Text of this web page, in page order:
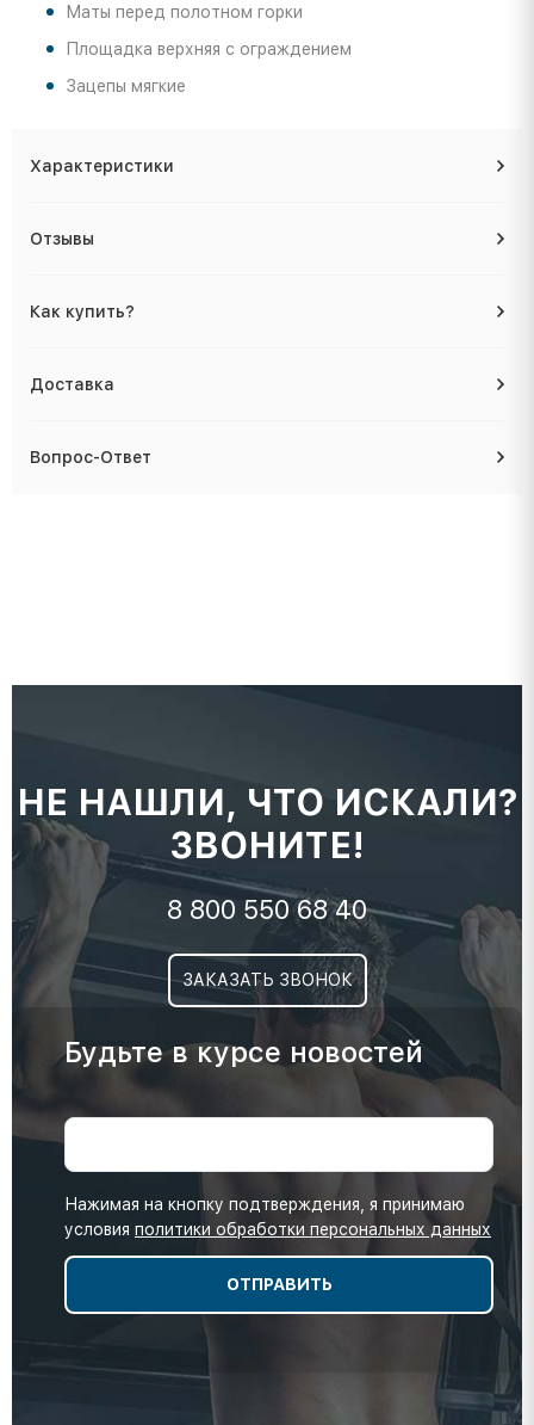
Маты перед полотном горки
Площадка верхняя с ограждением
Зацепы мягкие
Характеристики
Отзывы
Как купить?
Доставка
Вопрос-Ответ
НЕ НАШЛИ, ЧТО ИСКАЛИ?
ЗВОНИТЕ!
8 800 550 68 40
ЗАКАЗАТЬ ЗВОНОК
Будьте в курсе новостей
Нажимая на кнопку подтверждения, я принимаю
условия политики обработки персональных данных